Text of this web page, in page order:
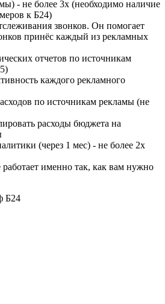
- не более 3х (необходимо наличие
к Б24)
звонков. Он помогает
принёс каждый из рекламных
отчетов по источникам
каждого рекламного
по источникам рекламы (не
расходы бюджета на
(через 1 мес) - не более 2х
именно так, как вам нужно
Б24